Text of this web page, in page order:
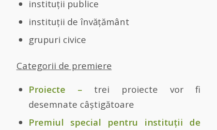
instituții publice
instituții de învățământ
grupuri civice
Categorii de premiere
Proiecte – trei proiecte vor fi
desemnate câștigătoare
Premiul special pentru instituții de